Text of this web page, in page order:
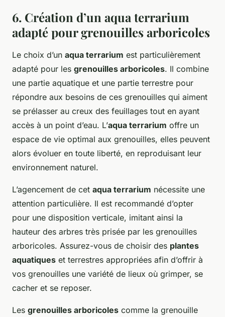
6. Création d’un aqua terrarium
adapté pour grenouilles arboricoles
Le choix d’un aqua terrarium est particulièrement
adapté pour les grenouilles arboricoles. Il combine
une partie aquatique et une partie terrestre pour
répondre aux besoins de ces grenouilles qui aiment
se prélasser au creux des feuillages tout en ayant
accès à un point d’eau. L’aqua terrarium offre un
espace de vie optimal aux grenouilles, elles peuvent
alors évoluer en toute liberté, en reproduisant leur
environnement naturel.
L’agencement de cet aqua terrarium nécessite une
attention particulière. Il est recommandé d’opter
pour une disposition verticale, imitant ainsi la
hauteur des arbres très prisée par les grenouilles
arboricoles. Assurez-vous de choisir des plantes
aquatiques et terrestres appropriées afin d’offrir à
vos grenouilles une variété de lieux où grimper, se
cacher et se reposer.
Les grenouilles arboricoles comme la grenouille